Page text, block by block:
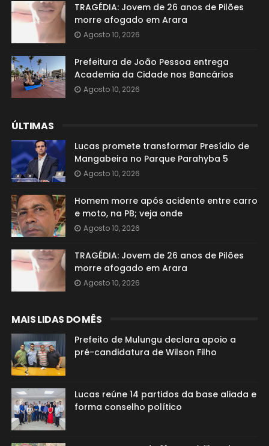
TRAGÉDIA: Jovem de 26 anos de Pilões
morre afogado em Arara
Agosto 10, 2026
Prefeitura de João Pessoa entrega
Academia da Cidade nos Bancários
Agosto 10, 2026
ÚLTIMAS
Lucas promete transformar Presídio de
Mangabeira no Parque Parahyba 5
Agosto 10, 2026
Homem morre após acidente entre carro
e moto, na PB; veja onde
Agosto 10, 2026
TRAGÉDIA: Jovem de 26 anos de Pilões
morre afogado em Arara
Agosto 10, 2026
MAIS LIDAS DO MÊS
Prefeito de Mulungu declara apoio a
pré-candidatura de Wilson Filho
Lucas reúne 14 partidos da base aliada e
forma conselho político